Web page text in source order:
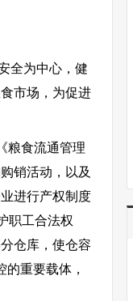
全为中心，健
市场，为促进
粮食流通管理
销活动，以及
进行产权制度
职工合法权
仓库，使仓容
重要载体，